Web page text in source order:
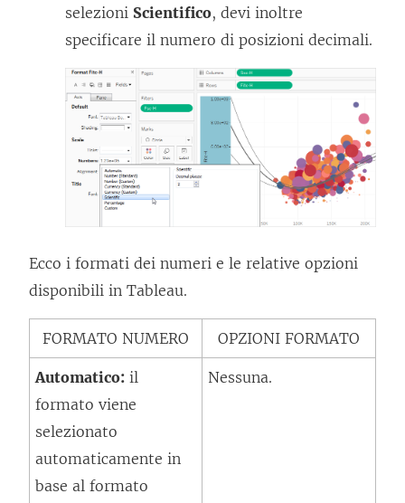
selezioni Scientifico, devi inoltre
specificare il numero di posizioni decimali.
Ecco i formati dei numeri e le relative opzioni
disponibili in Tableau.
FORMATO NUMERO OPZIONI FORMATO
Automatico: il
formato viene
selezionato
automaticamente in
base al formato
Nessuna.